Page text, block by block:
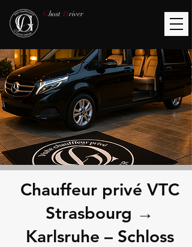
Ghost Driver
Chauffeur privé VTC
Strasbourg →
Karlsruhe – Schloss